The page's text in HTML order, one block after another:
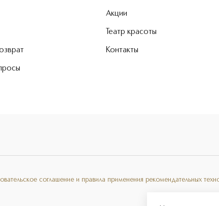
Акции
Театр красоты
Контакты
соглашение и правила применения рекомендательных